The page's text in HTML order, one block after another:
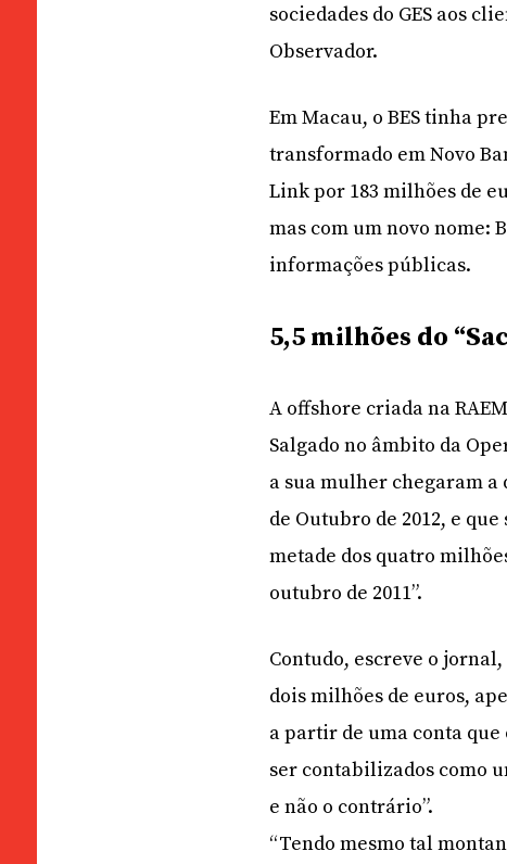
sociedades do GES aos
Observador.
Em Macau, o BES tinha
transformado em Novo
Link por 183 milhões de
mas com um novo nome:
informações públicas.
5,5 milhões do
A offshore criada na
Salgado no âmbito da
a sua mulher chegaram a
de Outubro de 2012, e
metade dos quatro
outubro de 2011”.
Contudo, escreve o
dois milhões de euros,
a partir de uma conta que
ser contabilizados como
e não o contrário”.
“Tendo mesmo tal